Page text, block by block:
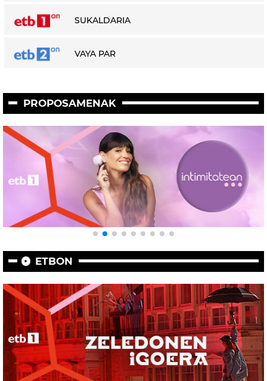
SUKALDARIA
VAYA PAR
PROPOSAMENAK
ETBON